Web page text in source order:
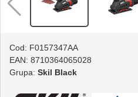
Cod: F0157347AA
EAN: 8710364065028
Grupa: Skil Black